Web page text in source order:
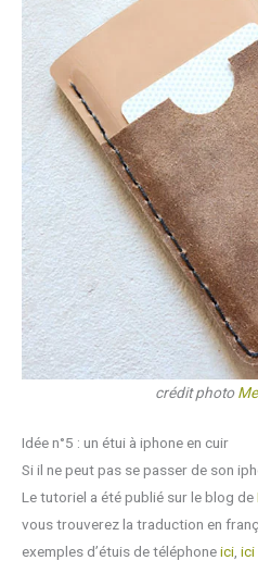
crédit photo
Idée n°5 : un étui à iphone en cuir
Si il ne peut pas se passer de son
Le tutoriel a été publié sur le blog de
vous trouverez la traduction en
exemples d’étuis de téléphoneici, ici